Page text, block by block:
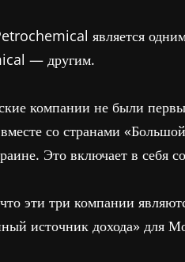
является
— другим.
компании не были
со странами
Это включает в себя
эти три компании
источник дохода» для